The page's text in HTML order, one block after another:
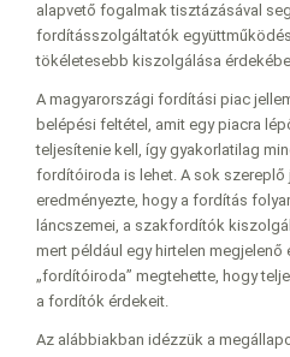
alapvető fogalmak tisztázásával
fordításszolgáltatók
tökéletesebb kiszolgálása
A magyarországi fordítási piac
belépési feltétel, amit egy piacra
teljesítenie kell, így gyakorlatilag
fordítóiroda is lehet. A sok
eredményezte, hogy a fordítás
láncszemei, a szakfordítók
mert például egy hirtelen megjelenő
„fordítóiroda” megtehette, hogy
a fordítók érdekeit.
Az alábbiakban idézzük a